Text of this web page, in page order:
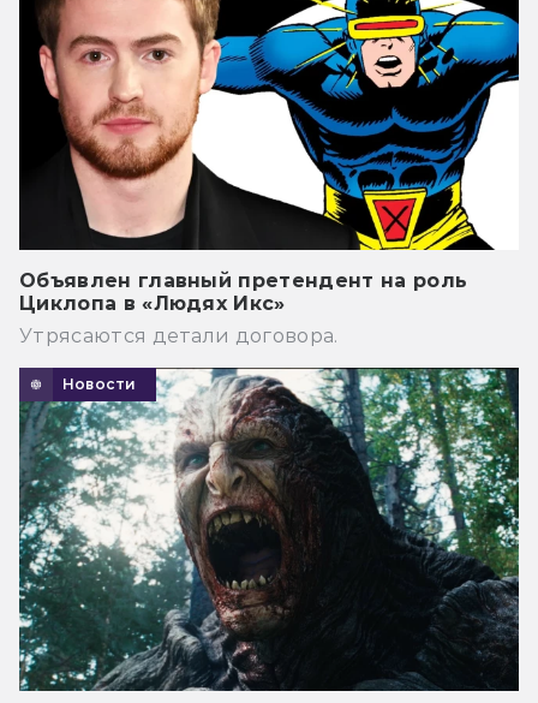
Объявлен главный претендент на роль
Циклопа в «Людях Икс»
Утрясаются детали договора.
Новости